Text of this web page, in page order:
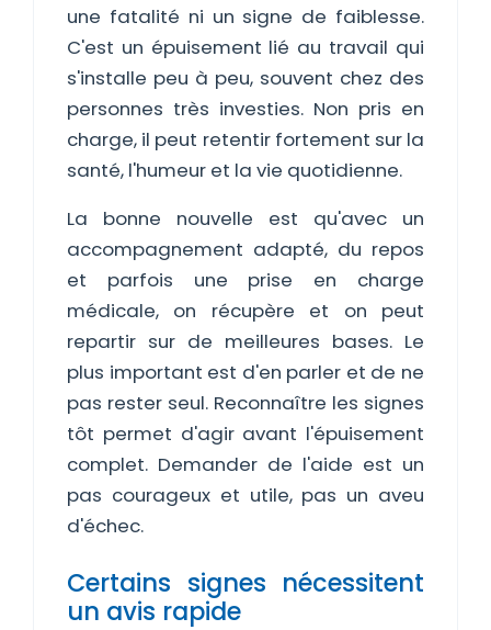
une fatalité ni un signe de faiblesse.
C'est un épuisement lié au travail qui
s'installe peu à peu, souvent chez des
personnes très investies. Non pris en
charge, il peut retentir fortement sur la
santé, l'humeur et la vie quotidienne.
La bonne nouvelle est qu'avec un
accompagnement adapté, du repos
et parfois une prise en charge
médicale, on récupère et on peut
repartir sur de meilleures bases. Le
plus important est d'en parler et de ne
pas rester seul. Reconnaître les signes
tôt permet d'agir avant l'épuisement
complet. Demander de l'aide est un
pas courageux et utile, pas un aveu
d'échec.
Certains signes nécessitent
un avis rapide